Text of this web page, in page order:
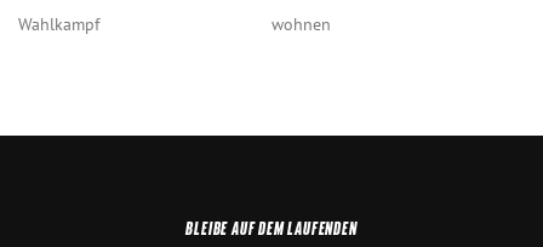
Wahlkampf
wohnen
BLEIBE AUF DEM LAUFENDEN